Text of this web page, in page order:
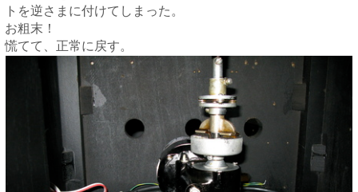
トを逆さまに付けてしまった。
お粗末！
慌てて、正常に戻す。